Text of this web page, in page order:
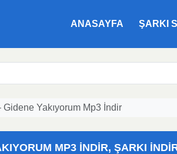
ANASAYFA ŞARKI
Gidene Yakıyorum Mp3 İndir
MP3 İNDIR, ŞARKI